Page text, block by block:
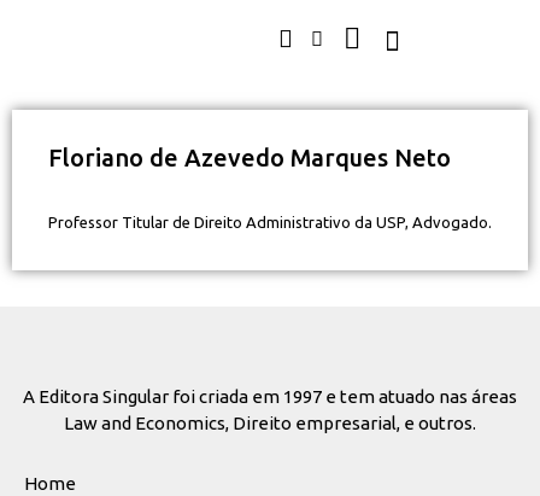
Floriano de Azevedo Marques Neto
Professor Titular de Direito Administrativo da USP, Advogado.
A Editora Singular foi criada em 1997 e tem atuado nas áreas
Law and Economics, Direito empresarial, e outros.
Home